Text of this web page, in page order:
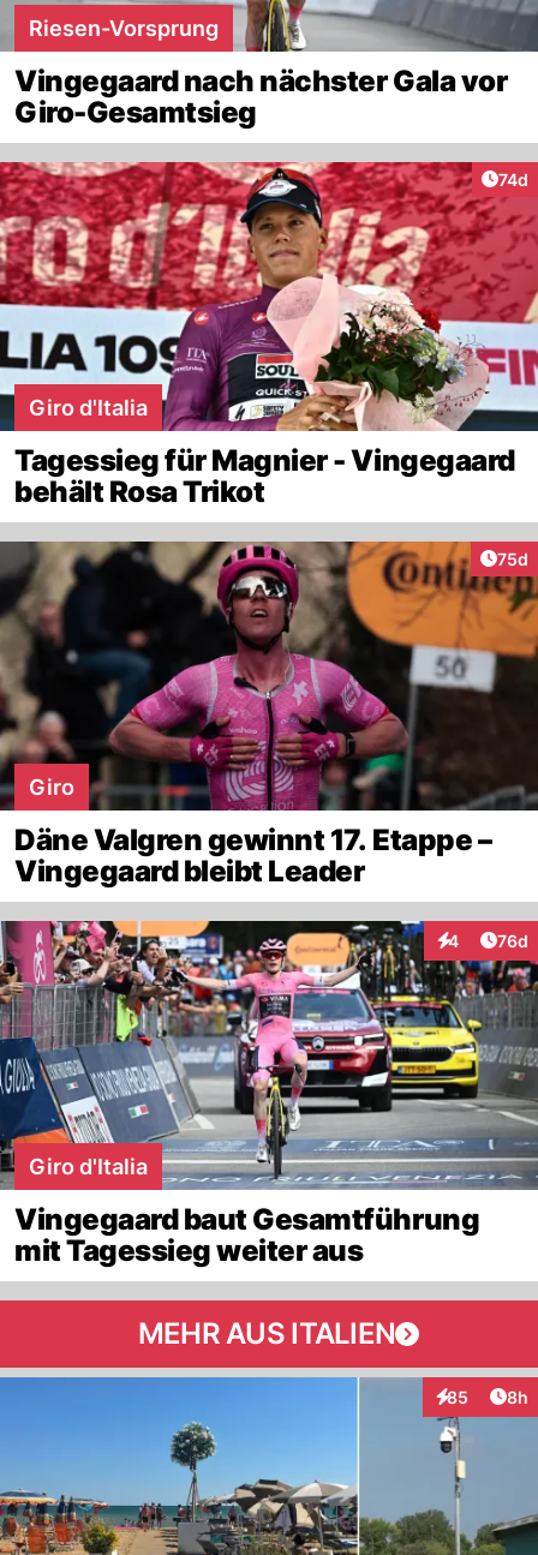
Riesen-Vorsprung
Vingegaard nach nächster Gala vor
Giro-Gesamtsieg
74d
Giro d'Italia
Tagessieg für Magnier - Vingegaard
behält Rosa Trikot
75d
Giro
Däne Valgren gewinnt 17. Etappe –
Vingegaard bleibt Leader
4
Interaktionen
76d
Giro d'Italia
Vingegaard baut Gesamtführung
mit Tagessieg weiter aus
MEHR AUS ITALIEN
85
Interaktionen
8h